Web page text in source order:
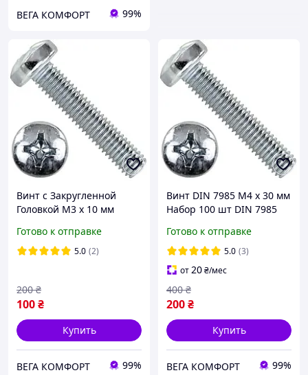
ВЕГА КОМФОРТ 99%
Винт c Закругленной
Головкой М3 х 10 мм
DIN 7985
Готово к отправке
5.0 (2)
100₴
200 ₴
Купить
ВЕГА КОМФОРТ 99%
Винт DIN 7985 М4 х 30 мм
Набор 100 шт DIN 7985
Готово к отправке
5.0 (3)
от20₴/мес
200₴
400 ₴
Купить
ВЕГА КОМФОРТ 99%